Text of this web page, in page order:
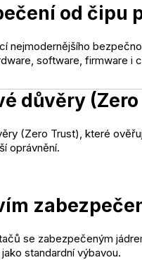
od čipu
nejmodernějšího
software, firmware i
důvěry (Zero
(Zero Trust), které
oprávnění.
se zabezpečeným
standardní výbavou.